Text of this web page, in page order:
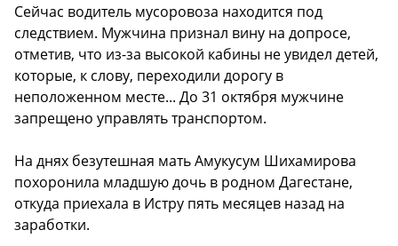
Сейчас водитель мусоровоза находится под
следствием. Мужчина признал вину на допросе,
отметив, что из-за высокой кабины не увидел детей,
которые, к слову, переходили дорогу в
неположенном месте... До 31 октября мужчине
запрещено управлять транспортом.
На днях безутешная мать Амукусум Шихамирова
похоронила младшую дочь в родном Дагестане,
откуда приехала в Истру пять месяцев назад на
заработки.